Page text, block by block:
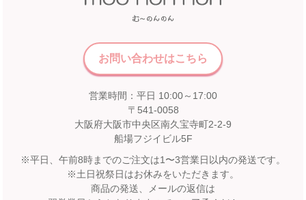
お問い合わせはこちら
営業時間：平日 10:00～17:00
〒541-0058
大阪府大阪市中央区南久宝寺町2-2-9
船場フジイビル5F
※平日、午前8時までのご注文は1〜3営業日以内の発送です。
※土日祝祭日はお休みをいただきます。
商品の発送、メールの返信は